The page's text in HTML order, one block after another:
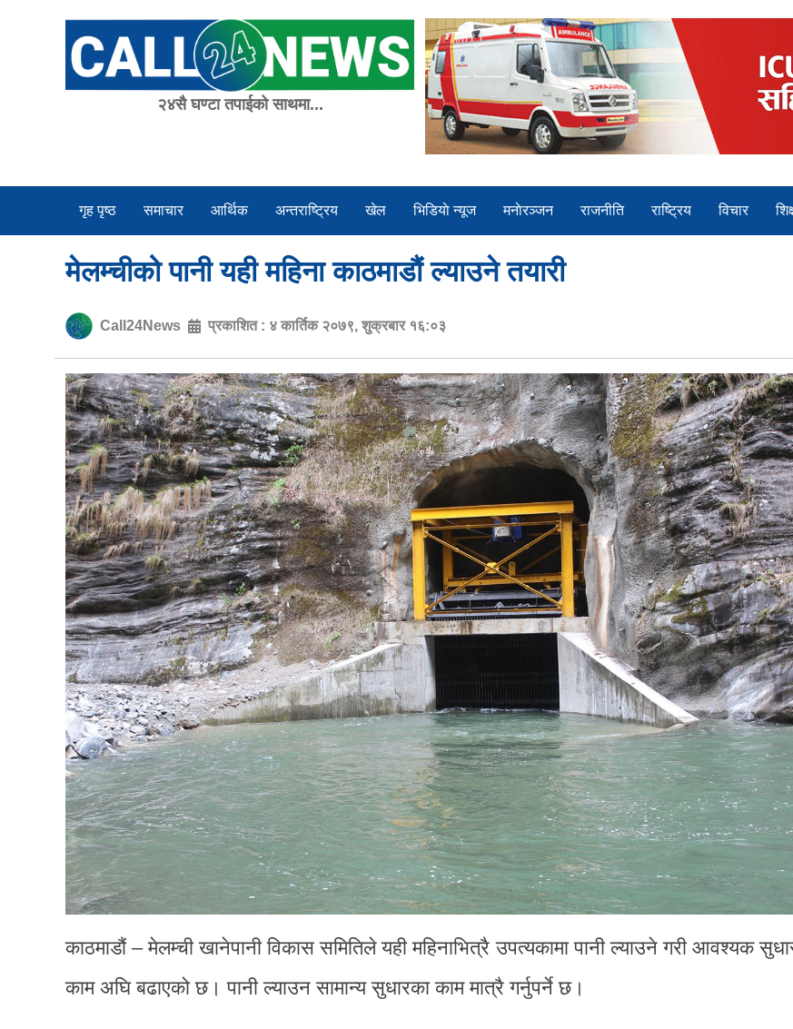
२४सै घण्टा तपाईको साथमा...
गृह पृष्ठ समाचार आर्थिक अन्तराष्ट्रिय खेल भिडियाे न्यूज मनाेरञ्जन राजनीति राष्ट्रिय विचार
मेलम्चीको पानी यही महिना काठमाडौं ल्याउने तयारी
Call24News प्रकाशित : ४ कार्तिक २०७९, शुक्रबार १६:०३
काठमाडौं – मेलम्ची खानेपानी विकास समितिले यही महिनाभित्रै उपत्यकामा पानी ल्याउने गरी आवश्यक
काम अघि बढाएको छ। पानी ल्याउन सामान्य सुधारका काम मात्रै गर्नुपर्ने छ।